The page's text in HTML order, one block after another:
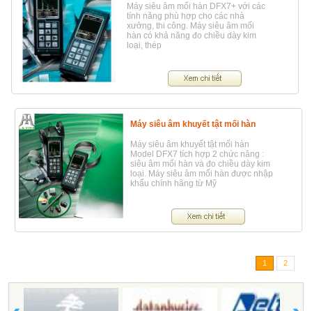
Máy siêu âm mối hàn DFX7+ với các
tính năng phù hợp cho các nhà
xưởng, thi công. Máy siêu âm mối
hàn có khả năng đo chiều dày kim
loại, thép
Máy siêu âm khuyết tật mối hàn
Máy siêu âm khuyết tật mối hàn
Model DFX7 tích hợp 2 chức năng :
siêu âm mối hàn và đo chiều dày kim
loại. Máy siêu âm mối hàn được nhập
khẩu chính hãng từ Mỹ
1 2